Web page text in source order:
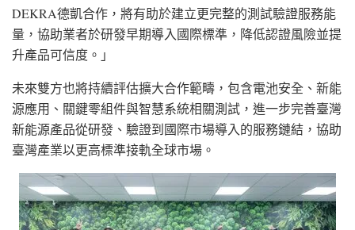
DEKRA德凱合作，將有助於建立更完整的測試驗證服務能
量，協助業者於研發早期導入國際標準，降低認證風險並提
升產品可信度。」
未來雙方也將持續評估擴大合作範疇，包含電池安全、新能
源應用、關鍵零組件與智慧系統相關測試，進一步完善臺灣
新能源產品從研發、驗證到國際市場導入的服務鏈結，協助
臺灣產業以更高標準接軌全球市場。